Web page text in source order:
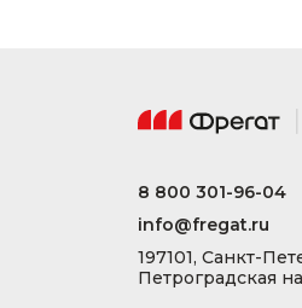
8 800 301-96-04
info@fregat.ru
197101, Санкт-
Петроградская